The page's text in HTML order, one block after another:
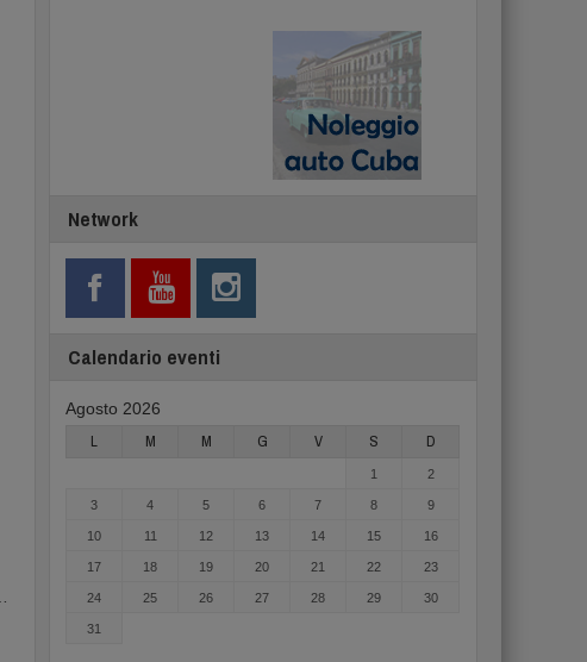
Network
Calendario eventi
Agosto 2026
L M M G V S D
1 2
3 4 5 6 7 8 9
10 11 12 13 14 15 16
17 18 19 20 21 22 23
24 25 26 27 28 29 30
31